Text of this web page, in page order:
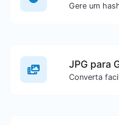
JPG para